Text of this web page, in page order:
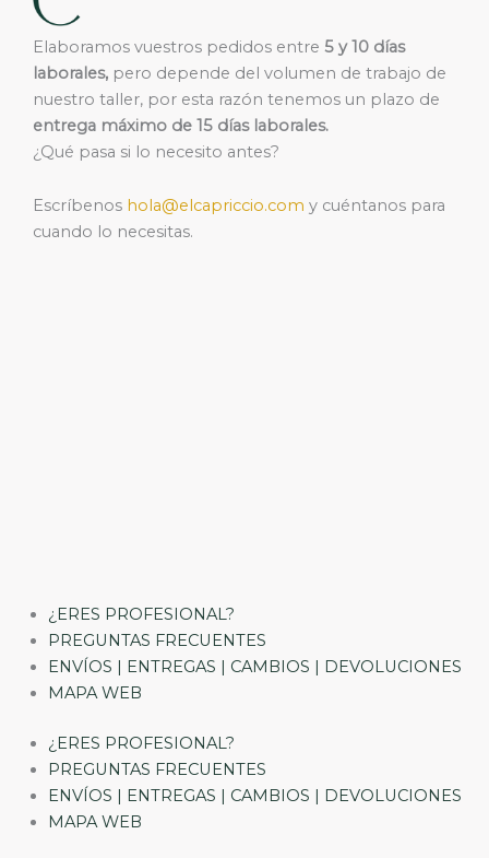
Elaboramos vuestros pedidos entre 5 y 10 días
laborales, pero depende del volumen de trabajo de
nuestro taller, por esta razón tenemos un plazo de
entrega máximo de 15 días laborales.
¿Qué pasa si lo necesito antes?
Escríbenos hola@elcapriccio.com y cuéntanos para
cuando lo necesitas.
¿ERES PROFESIONAL?
PREGUNTAS FRECUENTES
ENVÍOS | ENTREGAS | CAMBIOS | DEVOLUCIONES
MAPA WEB
¿ERES PROFESIONAL?
PREGUNTAS FRECUENTES
ENVÍOS | ENTREGAS | CAMBIOS | DEVOLUCIONES
MAPA WEB